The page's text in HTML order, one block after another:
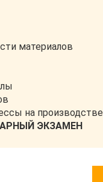
материалов
на производстве
ЭКЗАМЕН